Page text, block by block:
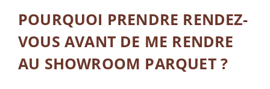
POURQUOI PRENDRE RENDEZ-
VOUS AVANT DE ME RENDRE
AU SHOWROOM PARQUET ?